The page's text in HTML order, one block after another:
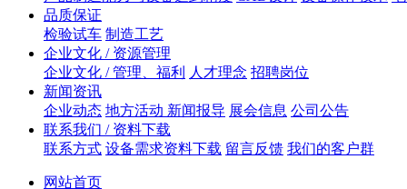
品质保证
检验试车 制造工艺
企业文化 / 资源管理
企业文化 / 管理、福利
人才理念 招聘岗位
新闻资讯
企业动态 地方活动 新闻报导 展会信息 公司公告
联系我们 / 资料下载
联系方式 设备需求资料下载 留言反馈 我们的客户群
网站首页